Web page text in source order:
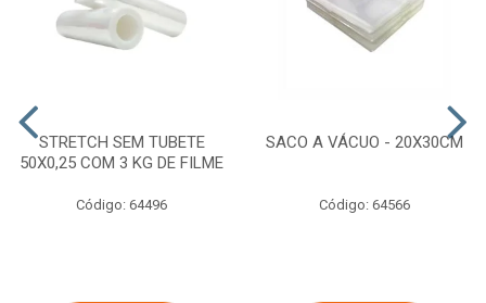
STRETCH SEM TUBETE
50X0,25 COM 3 KG DE FILME
Código: 64496
SACO A VÁCUO - 20X30CM
Código: 64566